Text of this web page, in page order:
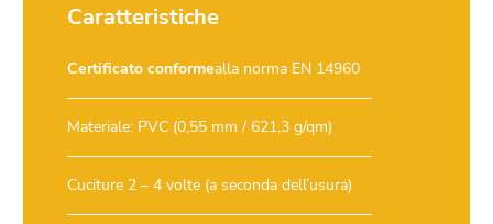
Caratteristiche
Certificato conformealla norma EN 14960
Materiale: PVC (0,55 mm / 621,3 g/qm)
Cuciture 2 – 4 volte (a seconda dell’usura)